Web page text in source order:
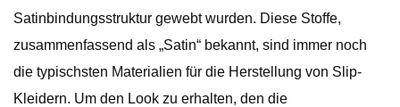
Satinbindungsstruktur gewebt wurden. Diese Stoffe,
zusammenfassend als „Satin“ bekannt, sind immer noch
die typischsten Materialien für die Herstellung von Slip-
Kleidern. Um den Look zu erhalten, den die